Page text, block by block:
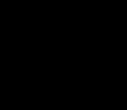
ermutigen uns,